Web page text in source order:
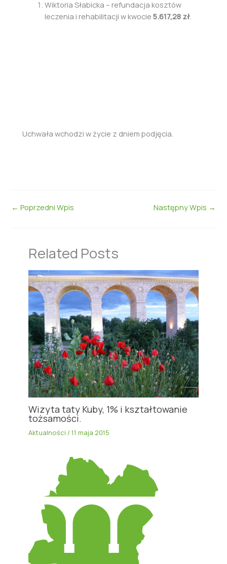
Wiktoria Słabicka – refundacja kosztów
leczenia i rehabilitacji w kwocie 5.617,28 zł.
Uchwała wchodzi w życie z dniem podjęcia.
← Poprzedni Wpis Następny Wpis →
Related Posts
Wizyta taty Kuby, 1% i kształtowanie
tożsamości.
Aktualności /11 maja 2015